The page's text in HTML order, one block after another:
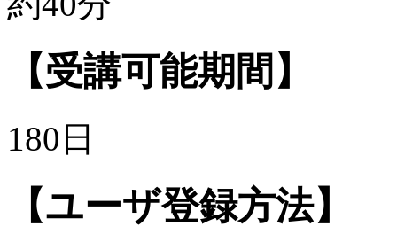
【受講可能期間】
180日
【ユーザ登録方法】